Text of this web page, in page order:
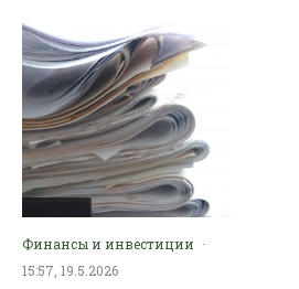
Финансы и инвестиции ·
15:57, 19.5.2026